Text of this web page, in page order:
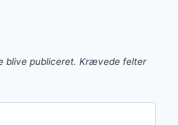
blive publiceret. Krævede felter